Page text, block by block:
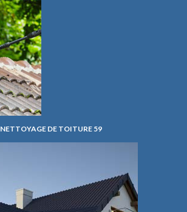
NETTOYAGE DE TOITURE 59